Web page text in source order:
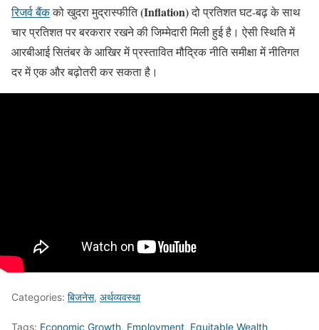
रिजर्व बैंकको खुदरा मुद्रास्फीति(Inflation)दो प्रतिशत घट-बढ़ के साथ
चार प्रतिशत पर बरकरार रखने की जिम्मेदारी मिली हुई है। ऐसी स्थिति में
आरबीआई सितंबर के आखिर में प्रस्तावित मौद्रिक नीति समीक्षा में नीतिगत
दर में एक और बढ़ोतरी कर सकता है।
Categories: बिजनेस, अर्थव्यवस्था
Tags: Economic Growth, Employment, Equitable Wealth